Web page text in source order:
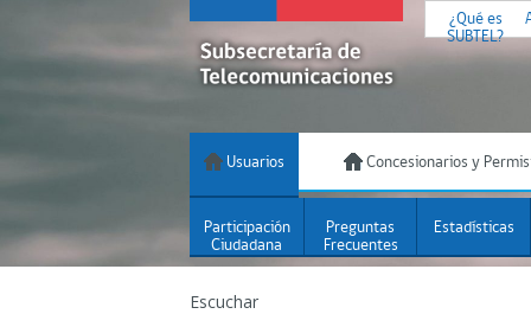
¿Qué es
SUBTEL?
Usuarios Concesionarios y
Participación
Ciudadana
Preguntas
Frecuentes
Estadísticas
Escuchar